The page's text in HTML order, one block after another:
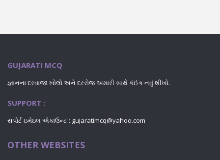
GUJARATI MCQ
જ્ઞાનના દરવાજા ખોલો અને દરરોજ અમારી સાથે કંઈક નવું શીખો.
SUPPORT :
સપોર્ટ ઇમેઇલ એકાઉન્ટ : gujaratimcq@yahoo.com
OTHER WEBSITES